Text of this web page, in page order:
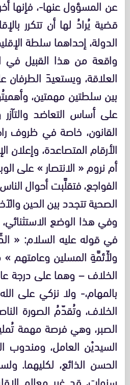
عن المسؤول عنها-، فإنها
قضية يُرادُ لها أن تتكرر
الدولة، إحداهما سلطة
واقعة من هذا القبيل في
العلاقة، ويستعيدَ الطرفان
بين سلطتين مهمتين،
على أساس التعاضد
القانون، خاصة في ظروف
الأرقام المتصاعدة،
أم نروم « الانتصار » على
الفواجع، فتقلَّبت أحوال
الصحية تتجدد بين الحين
وفي هذا الوضع الاستثنائي،
في قوله عليه السلام: «
ولأَئمَّةِ المسلين
الخلاف – وهما على درجة
بالمهام،- ولا نزكي على
الخلاف، وتُقدّمُ الصورة
الصبر، وهي فرصة مهمة
السيديْن العامل، ومندوب
الحسن الذائع، لكليهما.